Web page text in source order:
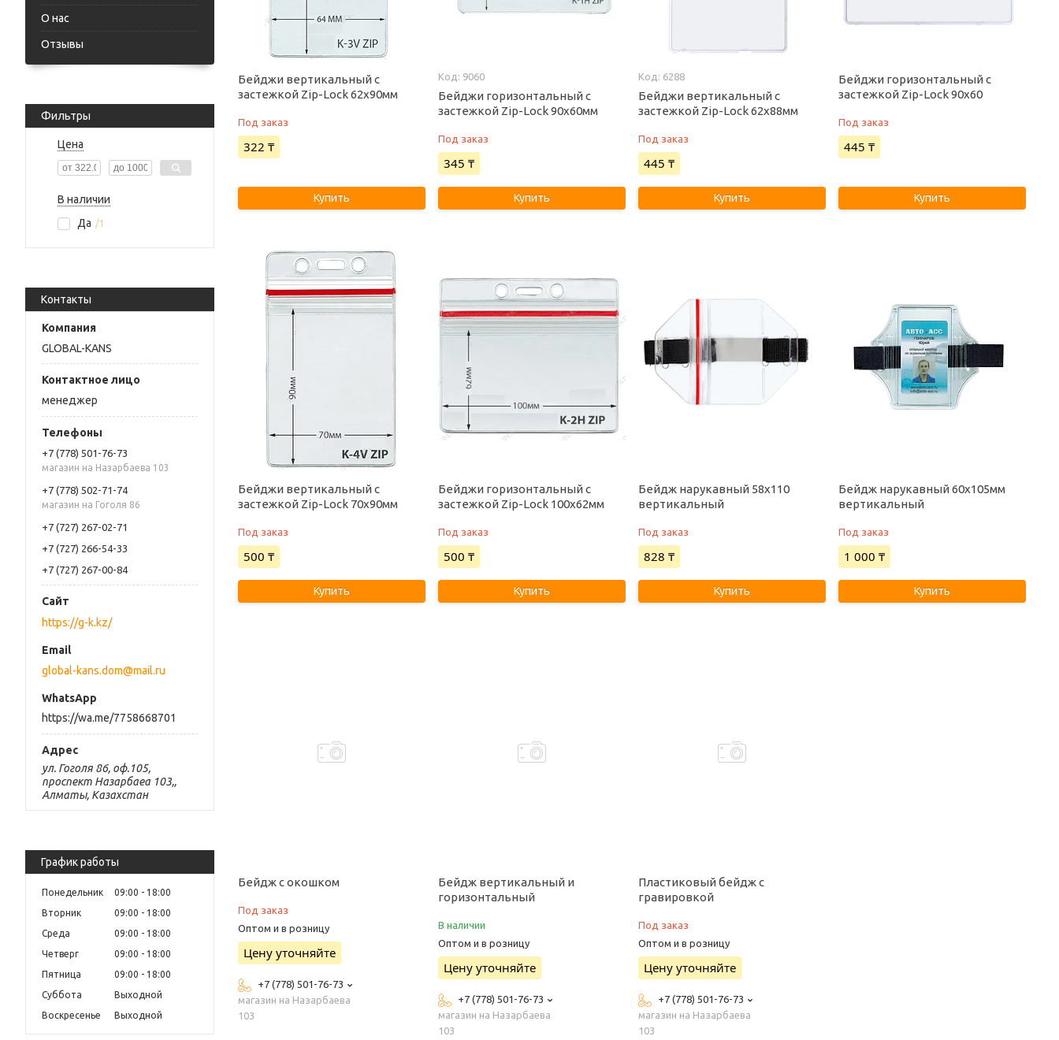
О нас
Отзывы
Фильтры
Цена
В наличии
Да
1
Контакты
GLOBAL-KANS
менеджер
+7 (778) 501-76-73
магазин на Назарбаева 103
+7 (778) 502-71-74
магазин на Гоголя 86
+7 (727) 267-02-71
+7 (727) 266-54-33
+7 (727) 267-00-84
https://g-k.kz/
global-kans.dom@mail.ru
https://wa.me/7758668701
ул. Гоголя 86, оф.105,
проспект Назарбаеа 103,,
Алматы, Казахстан
График работы
Понедельник 09:00
18:00
Вторник
09:00
18:00
Среда
09:00
18:00
Четверг
09:00
18:00
Пятница
09:00
18:00
Суббота
Выходной
Воскресенье
Выходной
Бейджи вертикальный с
застежкой Zip-Lock 62х90мм
Под заказ
322 ₸
Купить
9060
Бейджи горизонтальный с
застежкой Zip-Lock 90х60мм
Под заказ
345 ₸
Купить
6288
Бейджи вертикальный с
застежкой Zip-Lock 62х88мм
Под заказ
445 ₸
Купить
Бейджи горизонтальный с
застежкой Zip-Lock 90х60
Под заказ
445 ₸
Купить
Бейджи вертикальный с
застежкой Zip-Lock 70х90мм
Под заказ
500 ₸
Купить
Бейджи горизонтальный с
застежкой Zip-Lock 100х62мм
Под заказ
500 ₸
Купить
Бейдж нарукавный 58х110
вертикальный
Под заказ
828 ₸
Купить
Бейдж нарукавный 60х105мм
вертикальный
Под заказ
1 000 ₸
Купить
Бейдж с окошком
Под заказ
Оптом и в розницу
Цену уточняйте
+7 (778) 501-76-73
магазин на Назарбаева
103
Бейдж вертикальный и
горизонтальный
В наличии
Оптом и в розницу
Цену уточняйте
+7 (778) 501-76-73
магазин на Назарбаева
103
Пластиковый бейдж с
гравировкой
Под заказ
Оптом и в розницу
Цену уточняйте
+7 (778) 501-76-73
магазин на Назарбаева
103